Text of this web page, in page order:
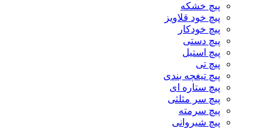
پیچ خشکه
پیچ خود قلاویز
پیچ خودکار
پیچ دستی
پیچ استیل
پیچ تی
پیچ تیغچه بندی
پیچ ستاره ای
پیچ سر مثلثی
پیچ سرمته
پیچ شیروانی